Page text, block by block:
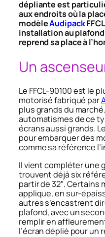
dépliante est
aux endroits où la
modèleAudipack
installation au
reprend sa place à
Un
Le FFCL-90100 est le
motorisé fabriqué par
plus grands du
automatismes de ce
écrans aussi grands.
pour embarquer des
comme sa référence
Il vient compléter une
trouvent déjà six
partir de 32″. Certains
applique, en sur-
autres s’encastrent
plafond, avec un
remplir en
l’écran déplié pour un